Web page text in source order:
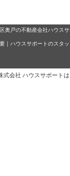
奥戸の不動産会社ハウス
｜ ハウスサポートのスタ
式会社 ハウスサポート